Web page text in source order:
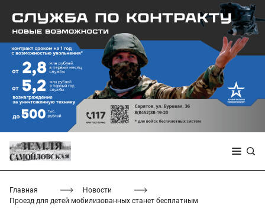
Главная
Новости
Проезд для детей мобилизованных станет бесплатным